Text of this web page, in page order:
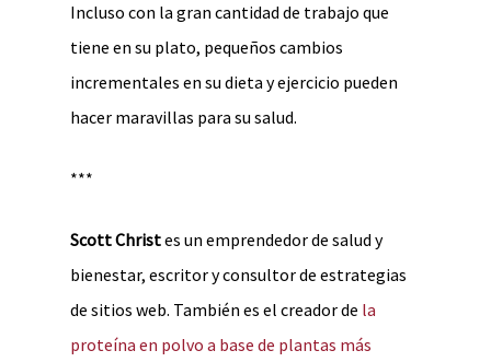
Incluso con la gran cantidad de trabajo que
tiene en su plato, pequeños cambios
incrementales en su dieta y ejercicio pueden
hacer maravillas para su salud.
***
Scott Christes un emprendedor de salud y
bienestar, escritor y consultor de estrategias
de sitios web. También es el creador de la
proteína en polvo a base de plantas más